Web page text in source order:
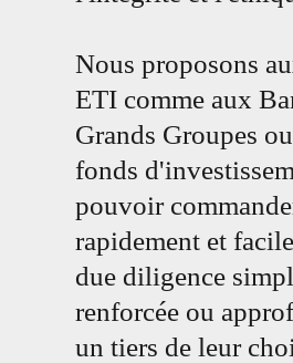
Nous proposons
ETI comme aux
Grands Groupes
fonds
pouvoir
rapidement et
due diligence
renforcée ou
un tiers de leur